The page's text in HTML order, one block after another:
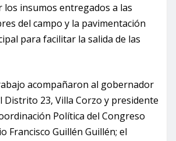
insumos entregados a las
del campo y la pavimentación
para facilitar la salida de las
acompañaron al gobernador
Distrito 23, Villa Corzo y presidente
Política del Congreso
Francisco Guillén Guillén; el